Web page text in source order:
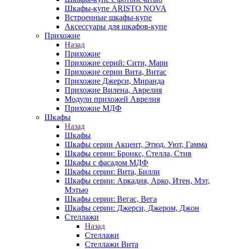
Шкафы-купе ARISTO NOVA
Встроенные шкафы-купе
Аксессуары для шкафов-купе
Прихожие
Назад
Прихожие
Прихожие серий: Сити, Мари
Прихожие серии Вита, Витас
Прихожие Джерси, Миранда
Прихожие Вилена, Аврелия
Модули прихожей Аврелия
Прихожие МДФ
Шкафы
Назад
Шкафы
Шкафы серии Акцент, Этюд, Уют, Гамма
Шкафы серии: Бронкс, Стелла, Стив
Шкафы с фасадом МДФ
Шкафы серии: Вита, Билли
Шкафы серии: Аркадия, Арко, Итен, Мэт,
Мэтью
Шкафы серии: Вегас, Вега
Шкафы серии: Джерси, Джером, Джон
Стеллажи
Назад
Стеллажи
Стеллажи Вита